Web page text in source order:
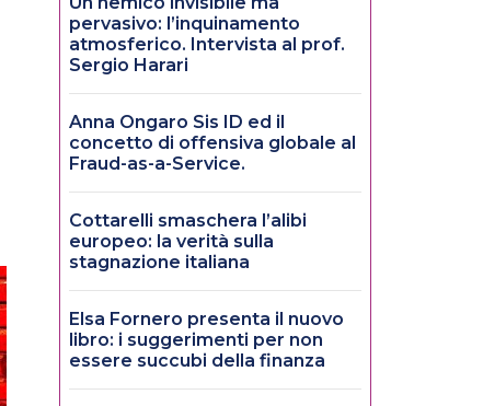
pervasivo: l’inquinamento
atmosferico. Intervista al prof.
Sergio Harari
Anna Ongaro Sis ID ed il
concetto di offensiva globale al
Fraud-as-a-Service.
Cottarelli smaschera l’alibi
europeo: la verità sulla
stagnazione italiana
Elsa Fornero presenta il nuovo
libro: i suggerimenti per non
essere succubi della finanza